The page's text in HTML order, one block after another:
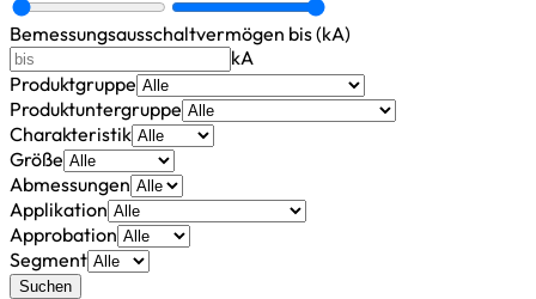
Bemessungsausschaltvermögen bis (kA)
kA
Produktgruppe
Produktuntergruppe
Charakteristik
Größe
Abmessungen
Applikation
Approbation
Segment
Suchen